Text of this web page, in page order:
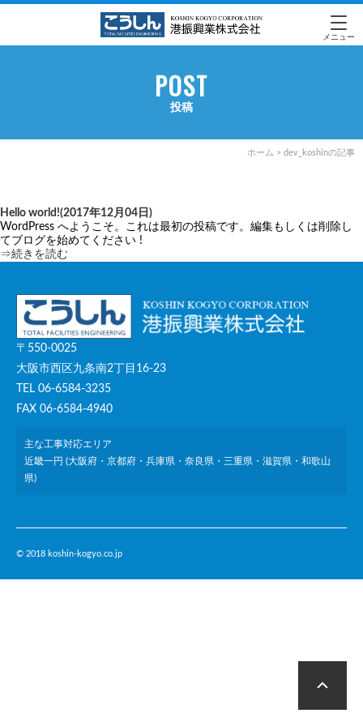
メニュー
POST
投稿
ホーム > dev_koshinの記事
Hello world!(2017年12月04日)
WordPress へようこそ。これは最初の投稿です。編集もしくは削除し
てブログを始めてください !
⇒続きを読む
〒550-0025
大阪市西区九条南2丁目16-23
TEL 06-6584-3235
FAX 06-6584-4940
主な工事対応エリア
近畿一円 (大阪府・京都府・兵庫県・奈良県・三重県・滋賀県・和歌山
県)
© 2018 koshin-kogyo.co.jp